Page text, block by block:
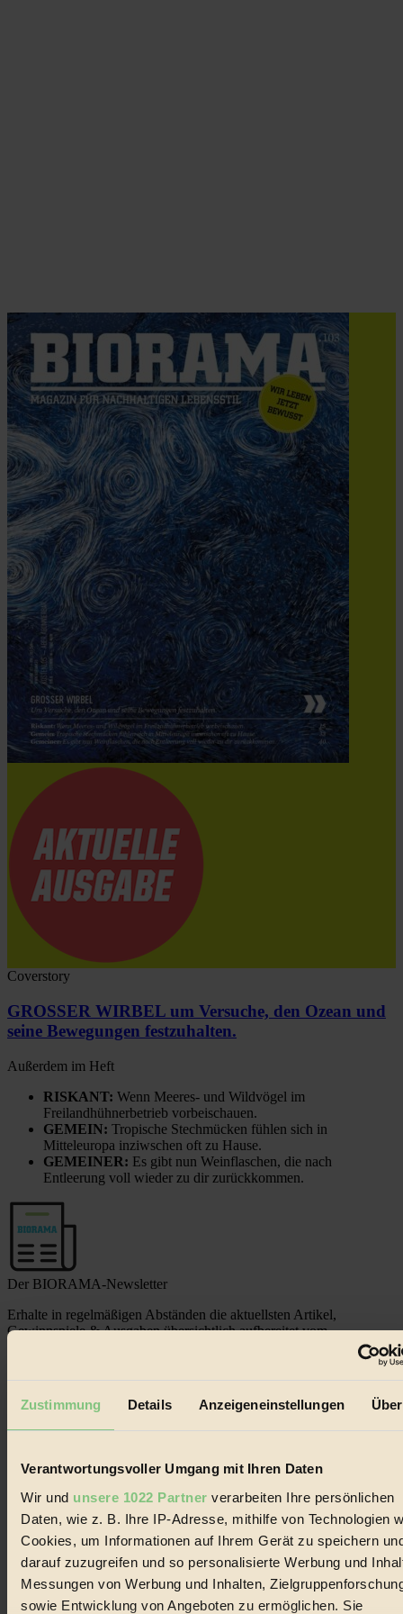
Zustimmung Details Anzeigeneinstellungen
Verantwortungsvoller Umgang mit Ihren Daten
Wir und unsere 1022 Partner verarbeiten Ihre persönlichen
Daten, wie z. B. Ihre IP-Adresse, mithilfe von Technologien
Cookies, um Informationen auf Ihrem Gerät zu speichern
darauf zuzugreifen und so personalisierte Werbung und
Messungen von Werbung und Inhalten,
sowie Entwicklung von Angeboten zu ermöglichen. Sie
Coverstory
GROSSER WIRBEL um Versuche, den Ozean und
seine Bewegungen festzuhalten.
Außerdem im Heft
RISKANT: Wenn Meeres- und Wildvögel im
Freilandhühnerbetrieb vorbeischauen.
GEMEIN: Tropische Stechmücken fühlen sich in
Mitteleuropa inziwschen oft zu Hause.
GEMEINER: Es gibt nun Weinflaschen, die nach
Entleerung voll wieder zu dir zurückkommen.
Der BIORAMA-Newsletter
Erhalte in regelmäßigen Abständen die aktuellsten Artikel,
Gewinnspiele & Ausgaben übersichtlich aufbereitet vom
Jetzt eintragen:
© 2026 Biorama GmbH
Impressum & Disclaimer
Datenschutz
Mediadaten